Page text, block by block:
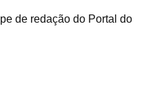
de redação do Portal do